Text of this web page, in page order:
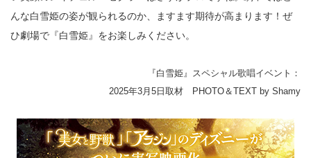
んな白雪姫の姿が観られるのか、ますます期待が高まります！ぜ
ひ劇場で『白雪姫』をお楽しみください。
『白雪姫』スペシャル歌唱イベント：
2025年3月5日取材 PHOTO＆TEXT by Shamy